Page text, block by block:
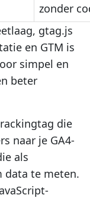
zonder
gtag.js
en GTM is
simpel en
beter
die
naar je GA4-
als
data te meten.